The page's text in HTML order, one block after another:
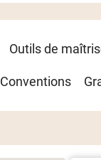
Outils de
Conventions